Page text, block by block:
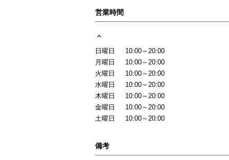
営業時間
日曜日
10:00～20:00
月曜日
10:00～20:00
火曜日
10:00～20:00
水曜日
10:00～20:00
木曜日
10:00～20:00
金曜日
10:00～20:00
土曜日
10:00～20:00
備考